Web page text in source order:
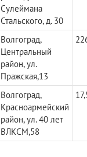
Сулеймана
Стальского, д. 30
Волгоград,
Центральный
район, ул.
Пражская,13
Волгоград,
Красноармейский
район, ул. 40 лет
ВЛКСМ,58